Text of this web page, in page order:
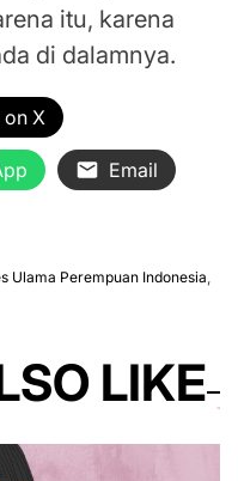
itu, karena
di dalamnya.
on X
Email
Ulama Perempuan Indonesia,
LIKE